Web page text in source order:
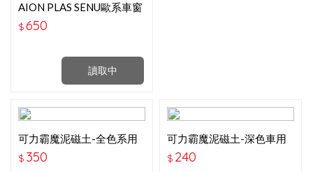
讀取中
AION PLAS SENU歐系車窗
鋁飾條除鏽拋光＋鍍膜組
$650
可力霸魔泥磁土-全色系用
(200g)
$ 350
可力霸魔泥磁土-深色車用
(100g)
$ 240